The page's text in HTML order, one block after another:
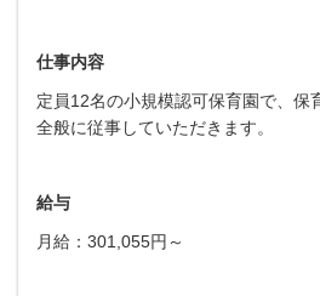
仕事内容
定員12名の小規模認可保育園で、保
全般に従事していただきます。
給与
月給：301,055円～